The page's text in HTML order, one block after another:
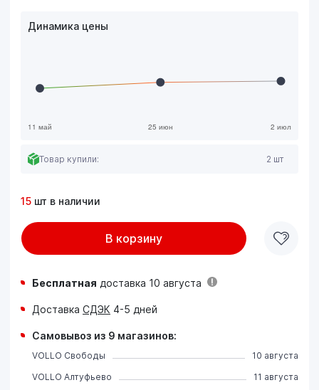
Динамика цены
Товар купили: 2 шт
15 шт в наличии
В корзину
Бесплатная доставка 10 августа
Доставка СДЭК 4-5 дней
Самовывоз из 9 магазинов:
VOLLO Свободы
10 августа
VOLLO Алтуфьево
11 августа